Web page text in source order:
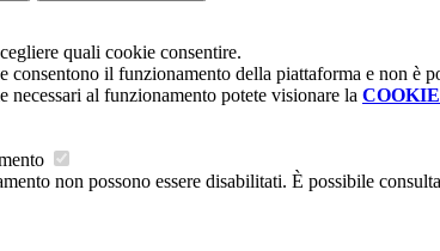
quali cookie consentire.
consentono il funzionamento della piattaforma e non è
necessari al funzionamento potete visionare la
non possono essere disabilitati. È possibile